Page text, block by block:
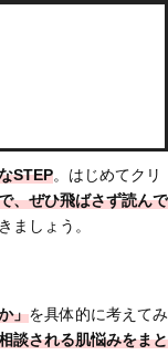
STEP。はじめてクリ
、ぜひ飛ばさず読んで
ましょう。
」を具体的に考えてみ
談される肌悩みをまと